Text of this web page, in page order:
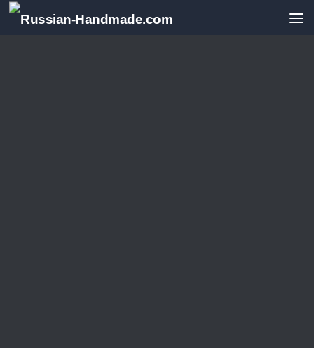
Перейти к содержимому